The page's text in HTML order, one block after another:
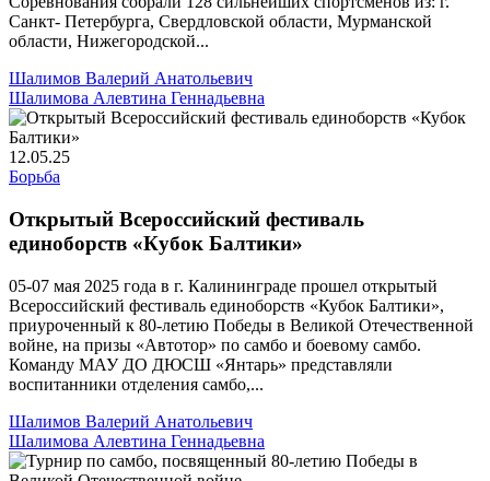
Санкт- Петербурга, Свердловской области, Мурманской
области, Нижегородской...
Шалимов Валерий Анатольевич
Шалимова Алевтина Геннадьевна
12.05.25
Борьба
Открытый Всероссийский фестиваль
единоборств «Кубок Балтики»
05-07 мая 2025 года в г. Калининграде прошел открытый
Всероссийский фестиваль единоборств «Кубок Балтики»,
приуроченный к 80-летию Победы в Великой Отечественной
войне, на призы «Автотор» по самбо и боевому самбо.
Команду МАУ ДО ДЮСШ «Янтарь» представляли
воспитанники отделения самбо,...
Шалимов Валерий Анатольевич
Шалимова Алевтина Геннадьевна